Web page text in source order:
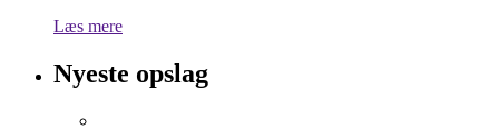
Læs mere
Nyeste opslag